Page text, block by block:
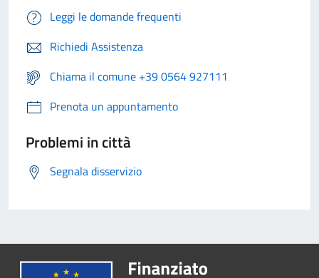
Leggi le domande frequenti
Richiedi Assistenza
Chiama il comune +39 0564 927111
Prenota un appuntamento
Problemi in città
Segnala disservizio